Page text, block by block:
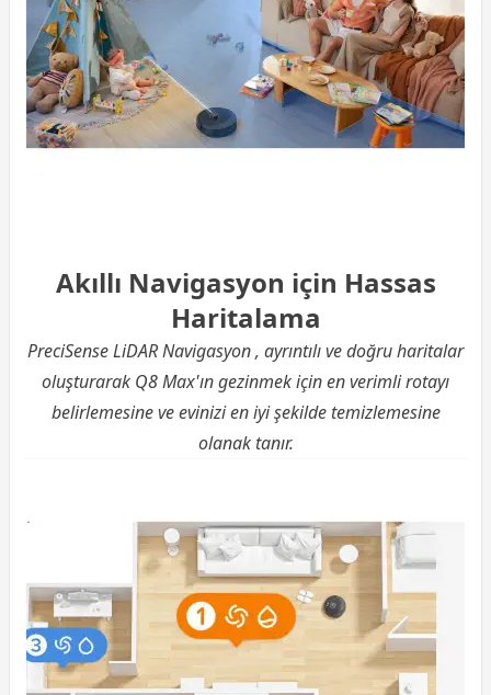
Akıllı Navigasyon için Hassas
Haritalama
PreciSense LiDAR Navigasyon , ayrıntılı ve doğru haritalar
oluşturarak Q8 Max'ın gezinmek için en verimli rotayı
belirlemesine ve evinizi en iyi şekilde temizlemesine
olanak tanır.